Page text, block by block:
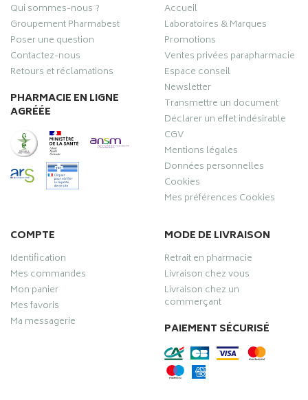
Qui sommes-nous ?
Groupement Pharmabest
Poser une question
Contactez-nous
Retours et réclamations
PHARMACIE EN LIGNE
AGRÉÉE
Accueil
Laboratoires & Marques
Promotions
Ventes privées parapharmacie
Espace conseil
Newsletter
Transmettre un document
Déclarer un effet indésirable
CGV
Mentions légales
Données personnelles
Cookies
Mes préférences Cookies
COMPTE
Identification
Mes commandes
Mon panier
Mes favoris
Ma messagerie
MODE DE LIVRAISON
Retrait en pharmacie
Livraison chez vous
Livraison chez un
commerçant
PAIEMENT SÉCURISÉ